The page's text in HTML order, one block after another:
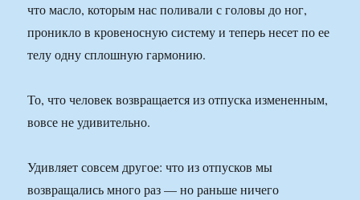
что масло, которым нас поливали с головы до ног,
проникло в кровеносную систему и теперь несет по ее
телу одну сплошную гармонию.
То, что человек возвращается из отпуска измененным,
вовсе не удивительно.
Удивляет совсем другое: что из отпусков мы
возвращались много раз — но раньше ничего